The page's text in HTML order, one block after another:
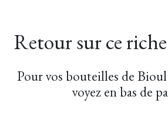
Retour sur ce
Pour vos bouteilles de
voyez en bas de